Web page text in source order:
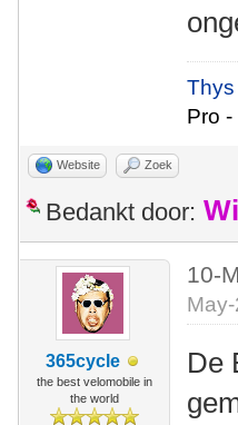
Pro
Website Zoek
Bedankt door:
365cycle
the best velomobile in
the world
10-
De